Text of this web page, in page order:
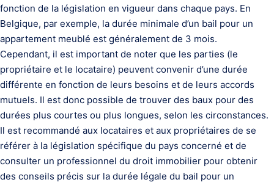
fonction de la législation en vigueur dans chaque pays. En
Belgique, par exemple, la durée minimale d’un bail pour un
appartement meublé est généralement de 3 mois.
Cependant, il est important de noter que les parties (le
propriétaire et le locataire) peuvent convenir d’une durée
différente en fonction de leurs besoins et de leurs accords
mutuels. Il est donc possible de trouver des baux pour des
durées plus courtes ou plus longues, selon les circonstances.
Il est recommandé aux locataires et aux propriétaires de se
référer à la législation spécifique du pays concerné et de
consulter un professionnel du droit immobilier pour obtenir
des conseils précis sur la durée légale du bail pour un